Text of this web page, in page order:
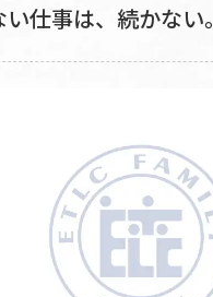
仕事は、続かない。